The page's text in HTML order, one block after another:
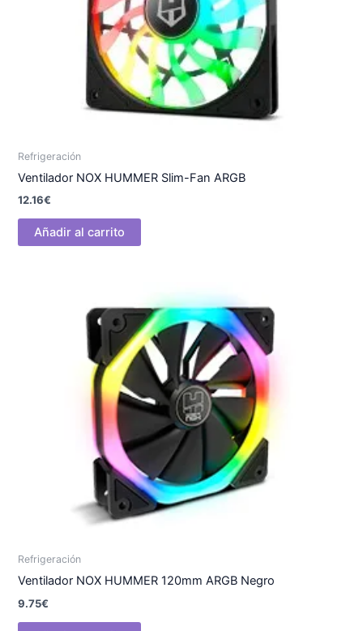
Refrigeración
Ventilador NOX HUMMER Slim-Fan ARGB
12.16€
Añadir al carrito
Refrigeración
Ventilador NOX HUMMER 120mm ARGB Negro
9.75€